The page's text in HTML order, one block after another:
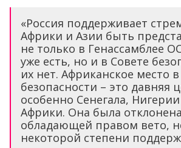
«Россия поддерживает
Африки и Азии быть
не только в Генассамблее
уже есть, но и в Совете
их нет. Африканское место
безопасности – это давняя
особенно Сенегала,
Африки. Она была
обладающей правом вето,
некоторой степени